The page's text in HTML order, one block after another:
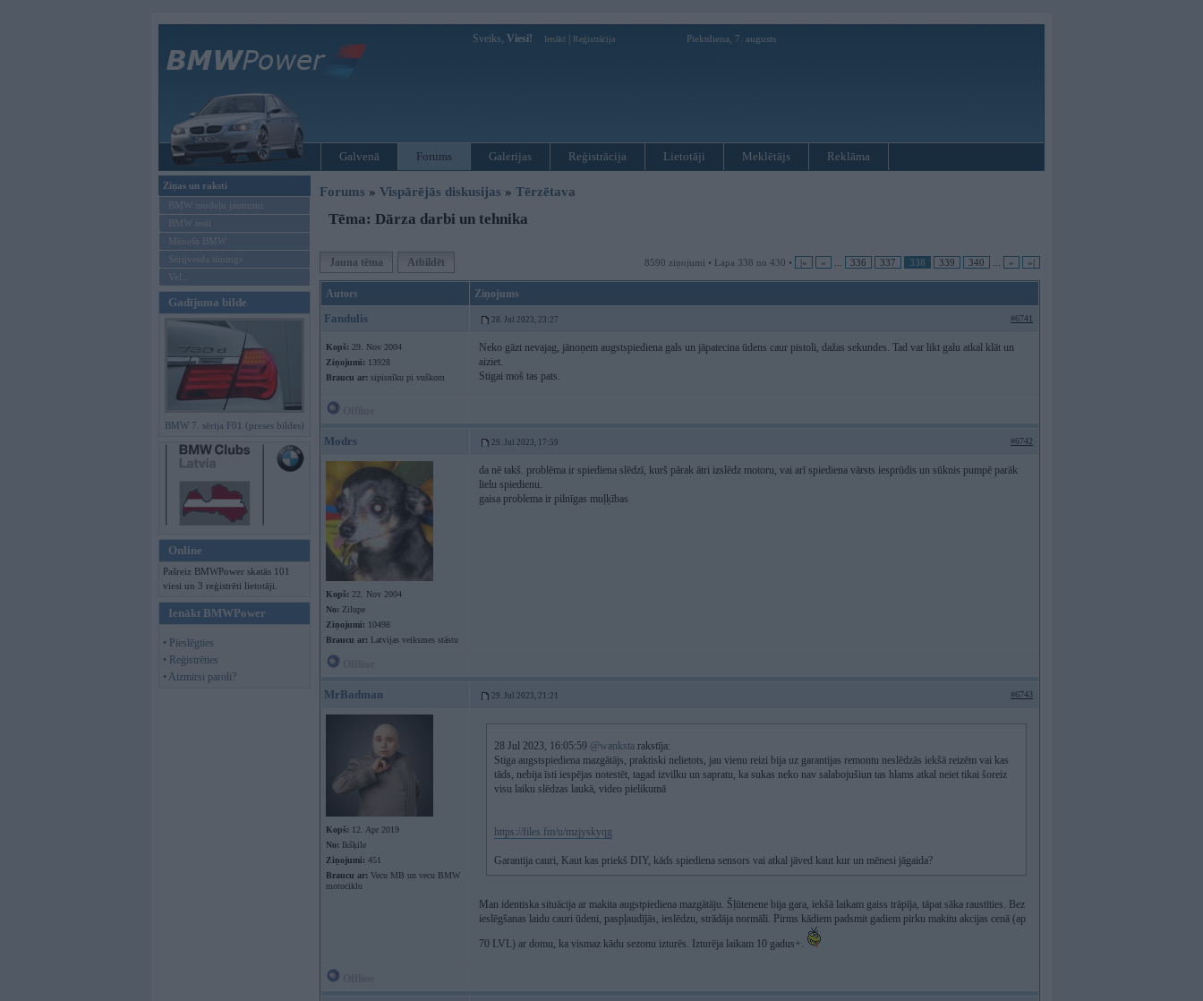
Sveiks, Viesi! Ienākt Reģistrācija Piektdiena, 7. augusts
Galvenā Forums Galerijas Reģistrācija Lietotāji Meklētājs Reklāma
Ziņas un raksti
BMW modeļu jaunumi
BMW testi
Mēneša BMW
Sērijveida tūnings
Vel...
Gadījuma bilde
BMW 7. sērija F01 (preses bildes)
Online
Pašreiz BMWPower skatās 101
viesi un 3 reģistrēti lietotāji.
Ienākt BMWPower
• Pieslēgties
• Reģistrēties
• Aizmirsi paroli?
Forums » Vispārējās diskusijas » Tērzētava
Tēma: Dārza darbi un tehnika
Jauna tēma Atbildēt 8590 ziņojumi • Lapa 338 no 430 • |« « 336 337 338 339 340 » »|
Autors Ziņojums
Fandulis 28. Jul 2023, 23:27 #6741
Kopš: 29. Nov 2004
Ziņojumi: 13928
Braucu ar: sipisnīku pi vuškom
Neko gāzt nevajag, jānoņem augstspiediena gals un jāpatecina ūdens caur pistoli, dažas sekundes. Tad var likt galu atkal klāt un
aiziet.
Stigai moš tas pats.
Modrs 29. Jul 2023, 17:59 #6742
Kopš: 22. Nov 2004
No: Zilupe
Ziņojumi: 10498
Braucu ar: Latvijas veiksmes stāstu
da nē takš. problēma ir spiediena slēdzī, kurš pārak ātri izslēdz motoru, vai arī spiediena vārsts iesprūdis un sūknis pumpē parāk
lielu spiedienu.
gaisa problema ir pilnīgas muļķības
MrBadman 29. Jul 2023, 21:21 #6743
Kopš: 12. Apr 2019
No: Ikšķile
Ziņojumi: 451
Braucu ar: Vecu MB un vecu BMW
motociklu
28 Jul 2023, 16:05:59 @wanksta rakstīja:
Stiga augstspiediena mazgātājs, praktiski nelietots, jau vienu reizi bija uz garantijas remontu neslēdzās iekšā reizēm vai kas
tāds, nebija īsti iespējas notestēt, tagad izvilku un sapratu, ka sukas neko nav salabojušiun tas hlams atkal neiet tikai šoreiz
visu laiku slēdzas laukā, video pielikumā
https://files.fm/u/mzjyskyqg
Garantija cauri, Kaut kas priekš DIY, kāds spiediena sensors vai atkal jāved kaut kur un mēnesi jāgaida?
Man identiska situācija ar makita augstpiediena mazgātāju. Šļūtenene bija gara, iekšā laikam gaiss trāpīja, tāpat sāka raustīties. Bez
ieslēgšanas laidu cauri ūdeni, paspļaudījās, ieslēdzu, strādāja normāli. Pirms kādiem padsmit gadiem pirku makitu akcijas cenā (ap
70 LVL) ar domu, ka vismaz kādu sezonu izturēs. Izturēja laikam 10 gadus+.